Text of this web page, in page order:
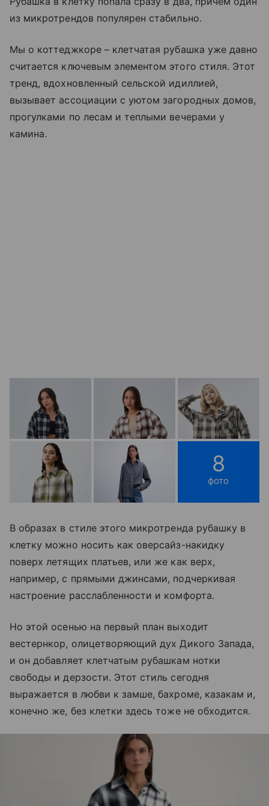
из микротрендов популярен стабильно.
Мы о коттеджкоре – клетчатая рубашка уже давно
считается ключевым элементом этого стиля. Этот
тренд, вдохновленный сельской идиллией,
вызывает ассоциации с уютом загородных домов,
прогулками по лесам и теплыми вечерами у
камина.
8
фото
В образах в стиле этого микротренда рубашку в
клетку можно носить как оверсайз-накидку
поверх летящих платьев, или же как верх,
например, с прямыми джинсами, подчеркивая
настроение расслабленности и комфорта.
Но этой осенью на первый план выходит
вестернкор, олицетворяющий дух Дикого Запада,
и он добавляет клетчатым рубашкам нотки
свободы и дерзости. Этот стиль сегодня
выражается в любви к замше, бахроме, казакам и,
конечно же, без клетки здесь тоже не обходится.